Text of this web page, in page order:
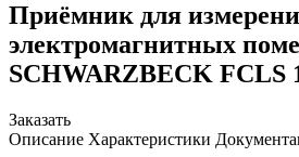
Приёмник для
электромагнитных
SCHWARZBECK FCLS
Заказать
Описание Характеристики